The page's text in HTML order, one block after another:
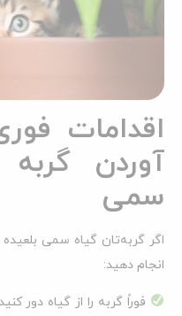
اقدامات
آوردن
سمی
اگر گربه‌تان گیاه سمی
انجام دهید:
فوراً گربه را از گیاه دور